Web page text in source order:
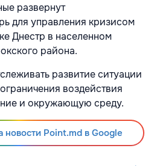
развернут
для управления кризисом
Днестр в населенном
района.
развитие ситуации
воздействия
и окружающую среду.
новости Point.md в Google